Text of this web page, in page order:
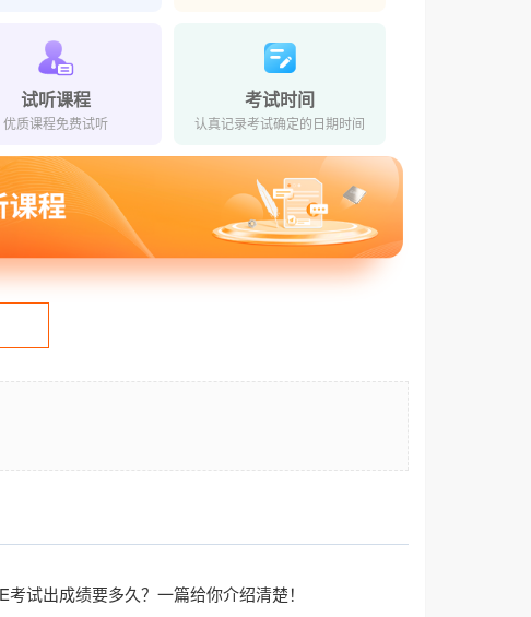
试听课程
优质课程免费试听
考试时间
认真记录考试确定的日期时间
考试出成绩要多久？一篇给你介绍清楚！